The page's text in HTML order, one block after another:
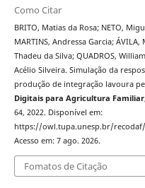
Como Citar
BRITO, Matias da Rosa; NETO,
MARTINS, Andressa Garcia;
Thadeu da Silva; QUADROS,
Acélio Silveira. Simulação da
produção de integração lavoura
Digitais para Agricultura Familiar
64, 2022. Disponível em:
https://owl.tupa.unesp.br/
Acesso em: 7 ago. 2026.
Fomatos de Citação